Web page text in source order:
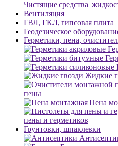
Чистящие средства,
Вентиляция
ГВЛ, ГКЛ, гипсовая плита
Геодезическое
Герметики, пена,
Жидкие
пены
Пена
пены и герметиков
Грунтовки, шпаклевки